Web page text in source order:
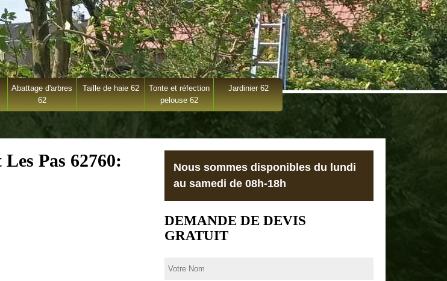
Abattage d'arbres
62
Taille de haie 62
Tonte et réfection
pelouse 62
Jardinier 62
Pas 62760:
Nous sommes disponibles du lundi
au samedi de 08h-18h
DEMANDE DE DEVIS
GRATUIT